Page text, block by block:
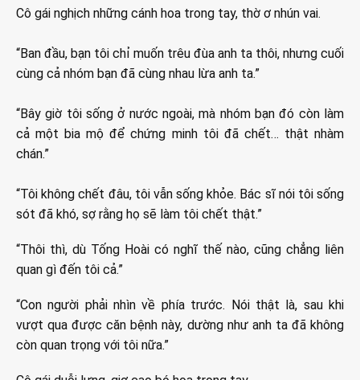
Cô gái nghịch những cánh hoa trong tay, thờ ơ nhún vai.
“Ban đầu, bạn tôi chỉ muốn trêu đùa anh ta thôi, nhưng cuối
cùng cả nhóm bạn đã cùng nhau lừa anh ta.”
“Bây giờ tôi sống ở nước ngoài, mà nhóm bạn đó còn làm
cả một bia mộ để chứng minh tôi đã chết… thật nhàm
chán.”
“Tôi không chết đâu, tôi vẫn sống khỏe. Bác sĩ nói tôi sống
sót đã khó, sợ rằng họ sẽ làm tôi chết thật.”
“Thôi thì, dù Tống Hoài có nghĩ thế nào, cũng chẳng liên
quan gì đến tôi cả.”
“Con người phải nhìn về phía trước. Nói thật là, sau khi
vượt qua được căn bệnh này, dường như anh ta đã không
còn quan trọng với tôi nữa.”